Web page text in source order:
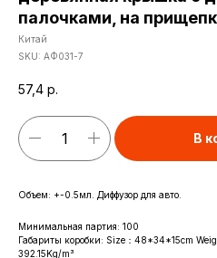
палочками, на
Китай
SKU: АФ031-7
57,4 р.
В
Объем: +-0.5мл. Диффузор для авто.
Минимальная партия: 100
Габариты коробки: Size：48*34*15cm
392.15Kg/m³